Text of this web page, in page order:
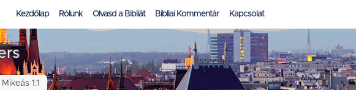
Kezdőlap Rólunk Olvasd a Bibliát Bibliai Kommentár Kapcsolat
Mikeás 1:1